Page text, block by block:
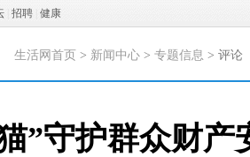
招聘 健康
生活网首页 > 新闻中心 > 专题信息 > 评论
”守护群众财产